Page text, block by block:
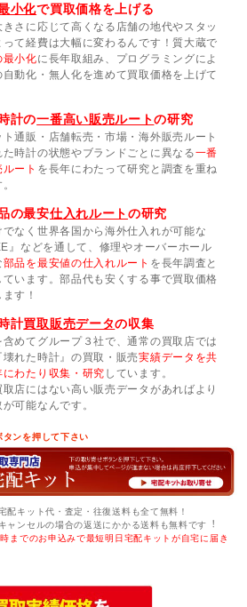
小化で買取価格を上げる
きさに応じて高くなる店舗の地代やスタッ
って経費は大幅に変わるんです！質大蔵で
最小化に長年取組み、プログラミングによ
自動化・無人化を進めて買取価格を上げて
計の一番高い販売ルートの研究
ト通販・店舗転売・市場・海外販売ルート
た時計の状態やブランドごとに異なる一番
ート を長年にわたって研究と調査を重ね
の最安仕入れルートの研究
でなく世界各国から海外仕入れが可能な
』などを通して、修理やオーバーホール
部品を最安値の仕入れルート を長年調査と
ています。部品代も安くする事で買取価格
す！
計買取販売データの収集
含めてグループ３社で、通常の買取店では
壊れた時計』の買取・販売実績データを共
にわたり収集・研究 しています。
取店にはない高い販売データがあればより
可能なんです。
タンを押して下さい
配キット代・査定・往復送料も全て無料！
ャンセルの場合の返送にかかる送料も無料です︕
までのお申込みで最短明日宅配キットが自宅に届き